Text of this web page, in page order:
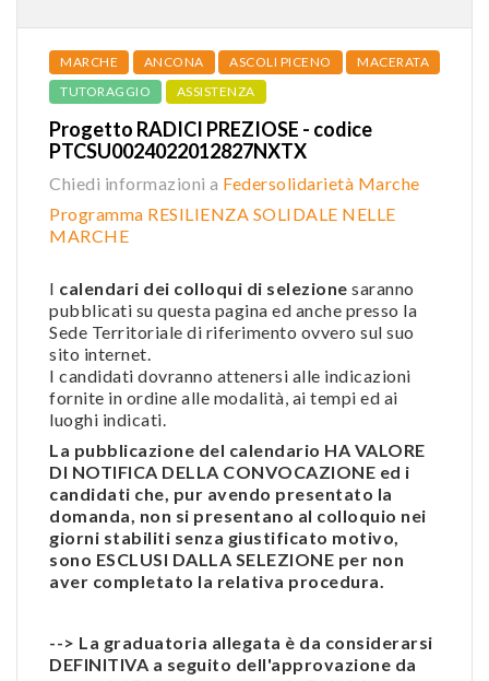
MARCHE ANCONA ASCOLI PICENO
MACERATA
TUTORAGGIO
ASSISTENZA
Progetto RADICI PREZIOSE - codice
PTCSU0024022012827NXTX
Chiedi informazioni a Federsolidarietà Marche
Programma RESILIENZA SOLIDALE NELLE
MARCHE
I calendari dei colloqui di selezione saranno
pubblicati su questa pagina ed anche presso la
Sede Territoriale di riferimento ovvero sul suo
sito internet.
I candidati dovranno attenersi alle indicazioni
fornite in ordine alle modalità, ai tempi ed ai
luoghi indicati.
La pubblicazione del calendario HA VALORE
DI NOTIFICA DELLA CONVOCAZIONE ed i
candidati che, pur avendo presentato la
domanda, non si presentano al colloquio nei
giorni stabiliti senza giustificato motivo,
sono ESCLUSI DALLA SELEZIONE per non
aver completato la relativa procedura.
--> La graduatoria allegata è da considerarsi
DEFINITIVA a seguito dell'approvazione da